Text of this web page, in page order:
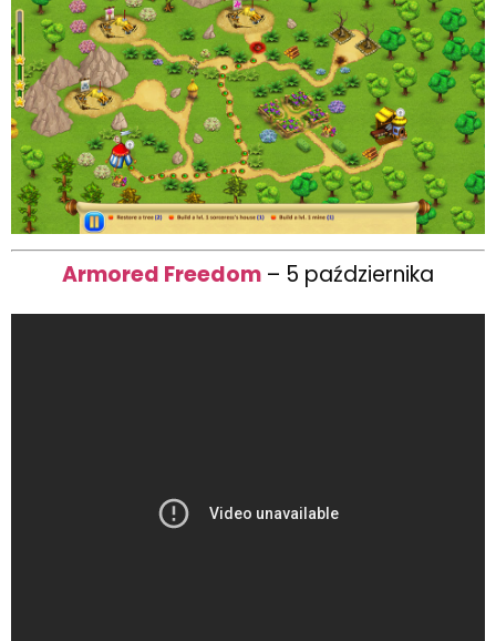
Armored Freedom – 5 października